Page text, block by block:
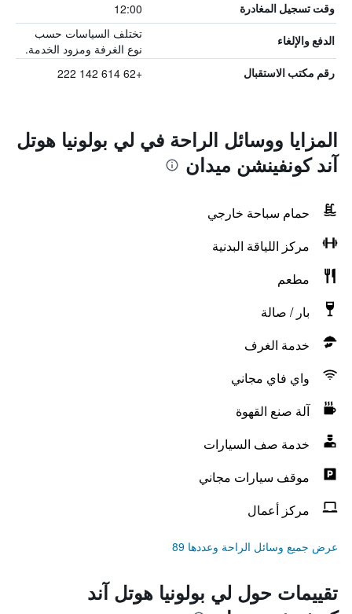
وقت تسجيل المغادرة 12:00
الدفع والإلغاء
تختلف السياسات حسب
نوع الغرفة ومزود الخدمة.
رقم مكتب الاستقبال +62 614 142 222
المزايا ووسائل الراحة في لي بولونيا هوتل
آند كونفينشن ميدان
حمام سباحة خارجي
مركز اللياقة البدنية
مطعم
بار / صالة
خدمة الغرف
واي فاي مجاني
آلة صنع القهوة
خدمة صف السيارات
موقف سيارات مجاني
مركز أعمال
عرض جميع وسائل الراحة وعددها 89
تقييمات حول لي بولونيا هوتل آند